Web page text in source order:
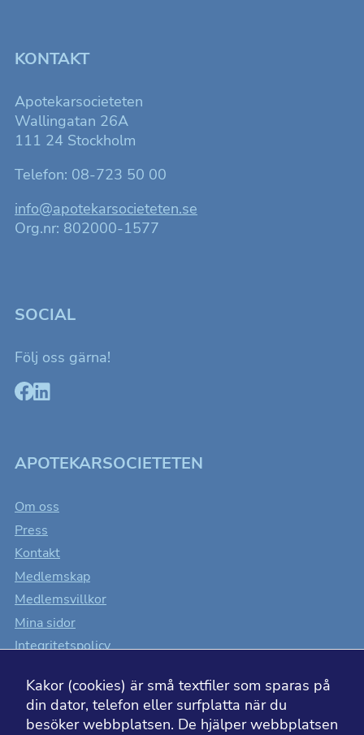
KONTAKT
Apotekarsocieteten
Wallingatan 26A
111 24 Stockholm
Telefon: 08-723 50 00
info@apotekarsocieteten.se
Org.nr: 802000-1577
SOCIAL
Följ oss gärna!
APOTEKARSOCIETETEN
Om oss
Press
Kontakt
Medlemskap
Medlemsvillkor
Mina sidor
Integritetspolicy
Tillgänglighet
Kakor (cookies) är små textfiler som sparas på
din dator, telefon eller surfplatta när du
besöker webbplatsen. De hjälper webbplatsen